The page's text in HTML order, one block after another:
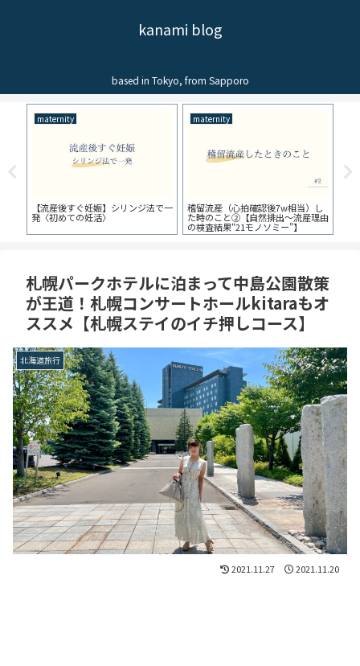
kanami blog
based in Tokyo, from Sapporo
】シリンジ法で一 稽留流産（心拍確認後7w相当）し
た時のこと②【自然排出～流産理由
の検査結果“21モノソミー”】
【白金高輪周辺！わんこ
店】おすすめ<３選>来店
札幌パークホテルに泊まって中島公園散策
が王道！札幌コンサートホールkitaraもオ
ススメ【札幌ステイのイチ押しコース】
北海道旅行
2021.11.27 2021.11.20